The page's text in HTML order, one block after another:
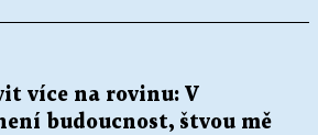
více na rovinu: V
budoucnost, štvou mě